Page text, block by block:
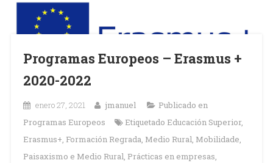
Programas Europeos – Erasmus +
2020-2022
enero 27, 2021 jmanuel
Publicado en
Programas Europeos
Etiquetado Educación Superior,
Erasmus+, Formación Regrada, Medio Rural, Mobilidade,
Paisaxismo e Medio Rural, Prácticas en empresas,